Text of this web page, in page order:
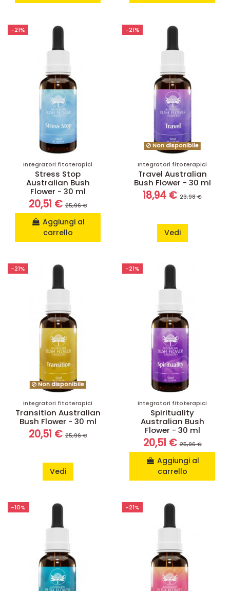
-21%
Integratori fitoterapici
Stress Stop
Australian Bush
Flower - 30 ml
20,51 €25,96 €
Aggiungi al
carrello
-21%
Non disponibile
Integratori fitoterapici
Travel Australian
Bush Flower - 30 ml
18,94 € 23,98 €
Vedi
-21%
Non disponibile
Integratori fitoterapici
Transition Australian
Bush Flower - 30 ml
20,51 €25,96 €
Vedi
-21%
Integratori fitoterapici
Spirituality
Australian Bush
Flower - 30 ml
20,51 €25,96 €
Aggiungi al
carrello
-10% -21%